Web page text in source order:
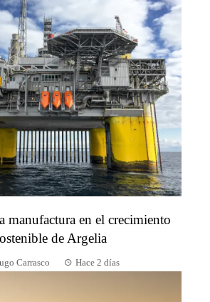
manufactura en el crecimiento
de Argelia
Carrasco Hace 2 días